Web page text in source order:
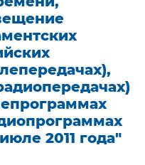
2011 года"